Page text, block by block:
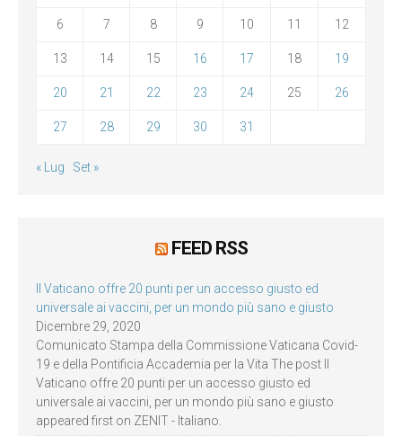
6 7 8 9 10 11 12
13 14 15 16 17 18 19
20 21 22 23 24 25 26
27 28 29 30 31
« Lug Set »
FEED RSS
Il Vaticano offre 20 punti per un accesso giusto ed
universale ai vaccini, per un mondo più sano e giusto
Dicembre 29, 2020
Comunicato Stampa della Commissione Vaticana Covid-
19 e della Pontificia Accademia per la Vita The post Il
Vaticano offre 20 punti per un accesso giusto ed
universale ai vaccini, per un mondo più sano e giusto
appeared first on ZENIT - Italiano.